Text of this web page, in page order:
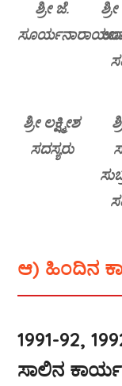
ಶ್ರೀ ಜೆ.
ಸೂರ್ಯನಾರಾಯಣ
ಶ್ರೀ ಲಕ್ಷ್ಮೀಶ
ಸದಸ್ಯರು
ಆ) ಹಿಂದಿನ
1991-92,
ಸಾಲಿನ